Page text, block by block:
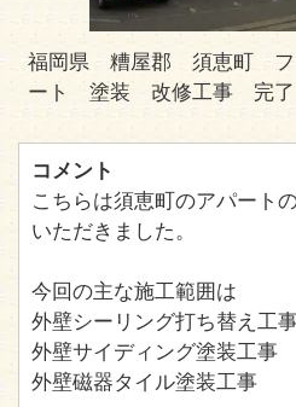
福岡県 糟屋郡 須恵町 フ
ート 塗装 改修工事 完了
コメント
こちらは須恵町のアパート
いただきました。
今回の主な施工範囲は
外壁シーリング打ち替え工
外壁サイディング塗装工事
外壁磁器タイル塗装工事